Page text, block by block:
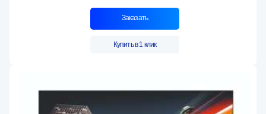
Заказать
Купить в 1 клик